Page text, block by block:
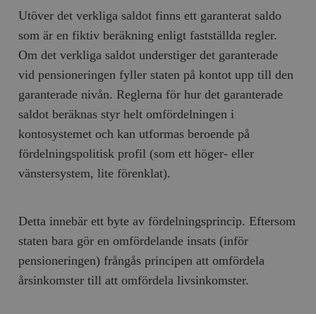
Utöver det verkliga saldot finns ett garanterat saldo
som är en fiktiv beräkning enligt fastställda regler.
Om det verkliga saldot understiger det garanterade
vid pensioneringen fyller staten på kontot upp till den
garanterade nivån. Reglerna för hur det garanterade
saldot beräknas styr helt omfördelningen i
kontosystemet och kan utformas beroende på
fördelningspolitisk profil (som ett höger- eller
vänstersystem, lite förenklat).
Detta innebär ett byte av fördelningsprincip. Eftersom
staten bara gör en omfördelande insats (inför
pensioneringen) frångås principen att omfördela
årsinkomster till att omfördela livsinkomster.